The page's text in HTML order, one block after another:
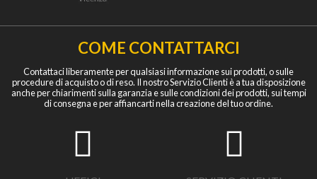
COME CONTATTARCI
Contattaci liberamente per qualsiasi informazione sui prodotti, o sulle
procedure di acquisto o di reso. Il nostro Servizio Clienti è a tua disposizione
anche per chiarimenti sulla garanzia e sulle condizioni dei prodotti, sui tempi
di consegna e per affiancarti nella creazione del tuo ordine.